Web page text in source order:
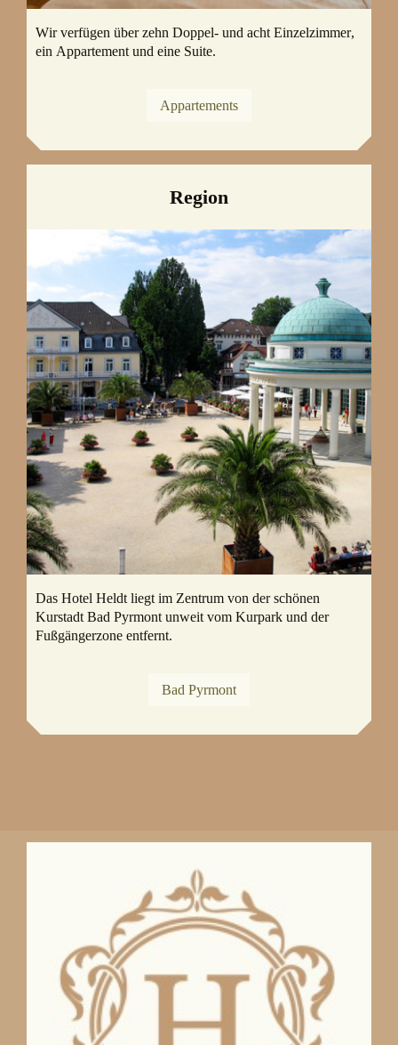
Wir verfügen über zehn Doppel- und acht Einzelzimmer,
ein Appartement und eine Suite.
Appartements
Region
Das Hotel Heldt liegt im Zentrum von der schönen
Kurstadt Bad Pyrmont unweit vom Kurpark und der
Fußgängerzone entfernt.
Bad Pyrmont